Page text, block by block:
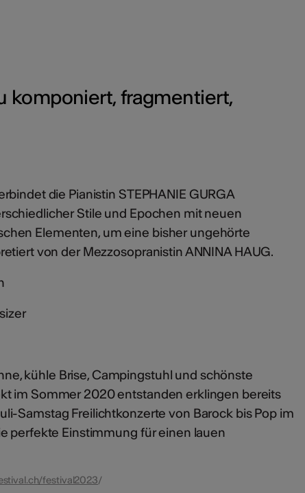
komponiert, fragmentiert,
die Pianistin STEPHANIE GURGA
Stile und Epochen mit neuen
Elementen, um eine bisher ungehörte
von der Mezzosopranistin ANNINA HAUG.
kühle Brise, Campingstuhl und schönste
im Sommer 2020 entstanden erklingen bereits
Samstag Freilichtkonzerte von Barock bis Pop im
perfekte Einstimmung für einen lauen
festival2023/